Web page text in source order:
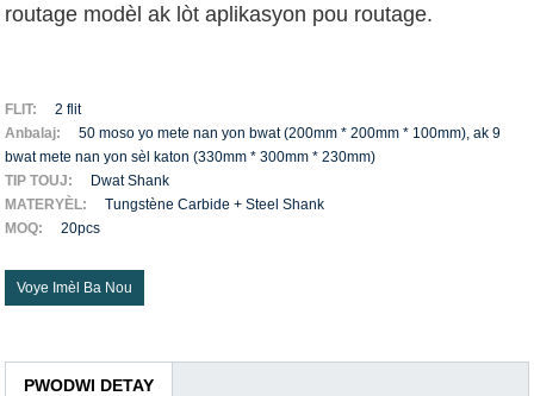
routage modèl ak lòt aplikasyon pou routage.
FLIT:
2 flit
Anbalaj:
50 moso yo mete nan yon bwat (200mm * 200mm * 100mm), ak 9
bwat mete nan yon sèl katon (330mm * 300mm * 230mm)
TIP TOUJ:
Dwat Shank
MATERYÈL:
Tungstène Carbide + Steel Shank
MOQ:
20pcs
Voye Imèl Ba Nou
PWODWI DETAY